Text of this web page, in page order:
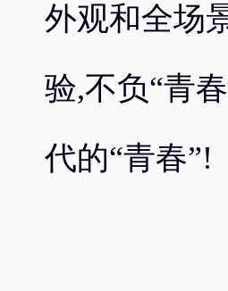
外观和全场
验,不负“青
代的“青春”!